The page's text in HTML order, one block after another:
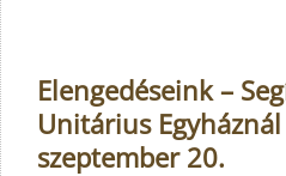
Elengedéseink –
Unitárius
szeptember 20.